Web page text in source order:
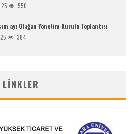
550
ayı Olağan Yönetim Kurulu Toplantısı
384
LINKLER